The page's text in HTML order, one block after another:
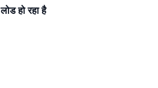
लोड हो रहा है